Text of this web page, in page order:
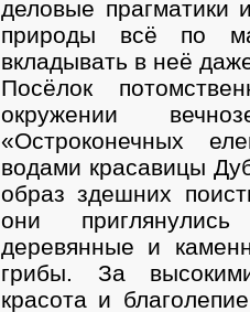
деловые прагматики
природы всё по
вкладывать в неё
Посёлок
окружении
«Остроконечных
водами красавицы
образ здешних
они
деревянные и
грибы. За
красота и